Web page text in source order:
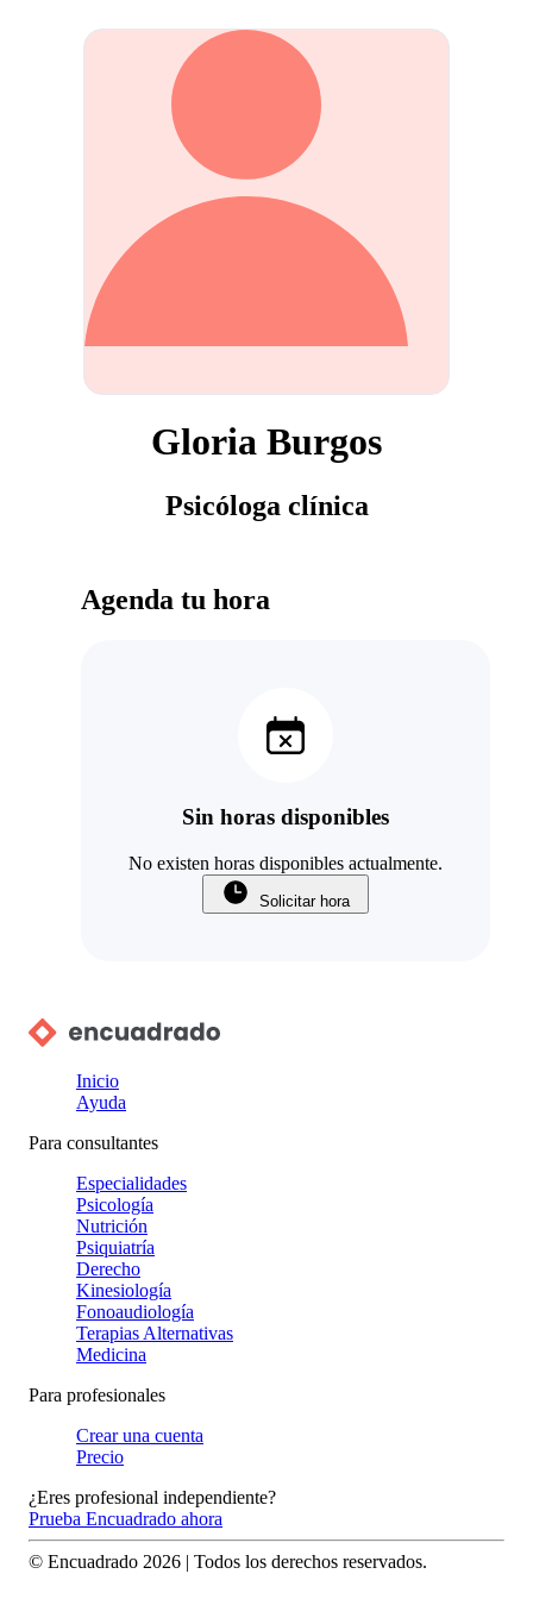
Gloria Burgos
Psicóloga clínica
Agenda tu hora
Sin horas disponibles
No existen horas disponibles actualmente.
Solicitar hora
Inicio
Ayuda
Para consultantes
Especialidades
Psicología
Nutrición
Psiquiatría
Derecho
Kinesiología
Fonoaudiología
Terapias Alternativas
Medicina
Para profesionales
Crear una cuenta
Precio
¿Eres profesional independiente?
Prueba Encuadrado ahora
© Encuadrado 2026 | Todos los derechos reservados.